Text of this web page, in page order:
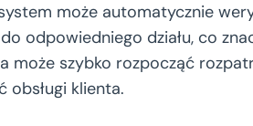
może automatycznie
odpowiedniego działu, co
może szybko rozpocząć
obsługi klienta.